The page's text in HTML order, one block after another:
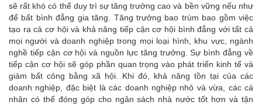
sẽ rất khó có thể duy trì sự tăng trưởng cao và bền vững nếu như
để bất bình đẳng gia tăng. Tăng trưởng bao trùm bao gồm việc
tạo ra cả cơ hội và khả năng tiếp cận cơ hội bình đẳng với tất cả
mọi người và doanh nghiệp trong mọi loại hình, khu vực, ngành
nghề tiếp cận cơ hội và nguồn lực tăng trưởng. Sự bình đẳng về
tiếp cận cơ hội sẽ góp phần quan trọng vào phát triển kinh tế và
giảm bất công bằng xã hội. Khi đó, khả năng tồn tại của các
doanh nghiệp, đặc biệt là các doanh nghiệp nhỏ và vừa, các cá
nhân có thể đóng góp cho ngân sách nhà nước tốt hơn và tận